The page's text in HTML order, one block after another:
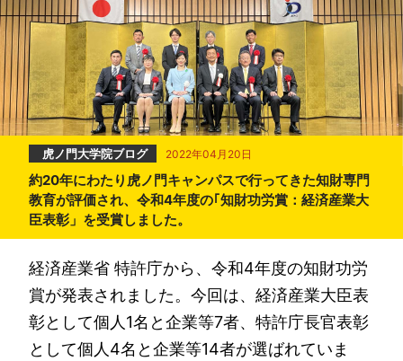
虎ノ門大学院ブログ 2022年04月20日
約20年にわたり虎ノ門キャンパスで行ってきた知財専門
教育が評価され、令和4年度の｢知財功労賞：経済産業大
臣表彰」を受賞しました。
経済産業省 特許庁から、令和4年度の知財功労
賞が発表されました。今回は、経済産業大臣表
彰として個人1名と企業等7者、特許庁長官表彰
として個人4名と企業等14者が選ばれていま